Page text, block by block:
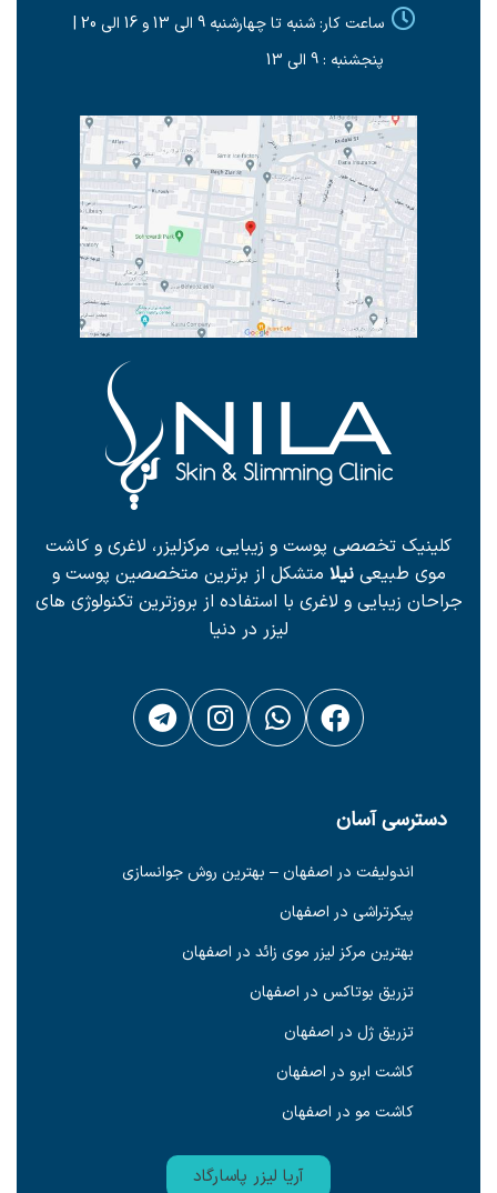
ساعت کار: شنبه تا چهارشنبه 9 الی 13 و 16 الی 20 |
پنجشنبه : 9 الی 13
کلینیک تخصصی پوست و زیبایی، مرکزلیزر، لاغری و کاشت
موی طبیعینیلا متشکل از برترین متخصصین پوست و
جراحان زیبایی و لاغری با استفاده از بروزترین تکنولوژی های
لیزر در دنیا
دسترسی آسان
اندولیفت در اصفهان – بهترین روش جوانسازی
پیکرتراشی در اصفهان
بهترین مرکز لیزر موی زائد در اصفهان
تزریق بوتاکس در اصفهان
تزریق ژل در اصفهان
کاشت ابرو در اصفهان
کاشت مو در اصفهان
آریا لیزر پاسارگاد